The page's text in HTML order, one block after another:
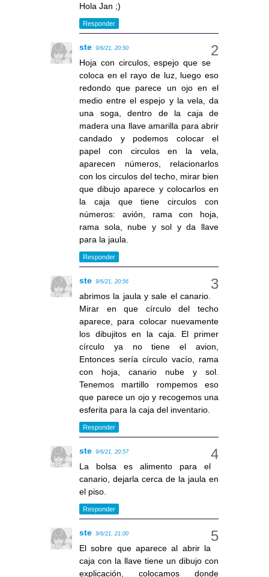
Hola Jan ;)
Responder
ste 9/6/21, 20:50
Hoja con circulos, espejo que se
coloca en el rayo de luz, luego eso
redondo que parece un ojo en el
medio entre el espejo y la vela, da
una soga, dentro de la caja de
madera una llave amarilla para abrir
candado y podemos colocar el
papel con circulos en la vela,
aparecen números, relacionarlos
con los circulos del techo, mirar bien
que dibujo aparece y colocarlos en
la caja que tiene circulos con
números: avión, rama con hoja,
rama sola, nube y sol y da llave
para la jaula.
Responder
ste 9/6/21, 20:56
abrimos la jaula y sale el canario.
Mirar en que círculo del techo
aparece, para colocar nuevamente
los dibujitos en la caja. El primer
círculo ya no tiene el avion,
Entonces sería círculo vacío, rama
con hoja, canario nube y sol.
Tenemos martillo rompemos eso
que parece un ojo y recogemos una
esferita para la caja del inventario.
Responder
ste 9/6/21, 20:57
La bolsa es alimento para el
canario, dejarla cerca de la jaula en
el piso.
Responder
ste 9/6/21, 21:00
El sobre que aparece al abrir la
caja con la llave tiene un dibujo con
explicación, colocamos donde